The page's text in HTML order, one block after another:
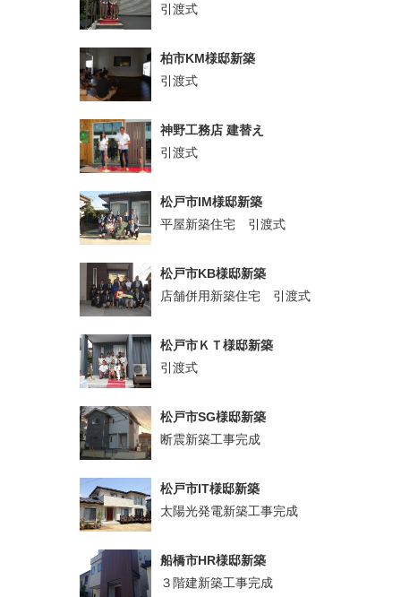
引渡式
柏市KM様邸新築
引渡式
神野工務店 建替え
引渡式
松戸市IM様邸新築
平屋新築住宅 引渡式
松戸市KB様邸新築
店舗併用新築住宅 引渡式
松戸市ＫＴ様邸新築
引渡式
松戸市SG様邸新築
断震新築工事完成
松戸市IT様邸新築
太陽光発電新築工事完成
船橋市HR様邸新築
３階建新築工事完成